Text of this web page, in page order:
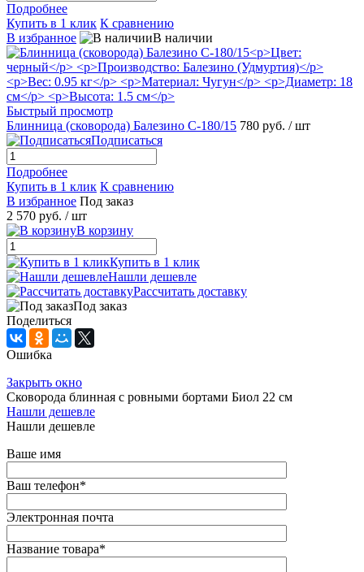
Подробнее
Купить в 1 клик К сравнению
В избранное
В наличии
Быстрый просмотр
Блинница (сковорода) Балезино С-180/15 780 руб. / шт
Подписаться
Подробнее
Купить в 1 клик К сравнению
В избранное Под заказ
2 570 руб. / шт
В корзину
Купить в 1 клик
Нашли дешевле
Рассчитать доставку
Под заказ
Поделиться
Ошибка
Закрыть окно
Сковорода блинная с ровными бортами Биол 22 см
Нашли дешевле
Нашли дешевле
Ваше имя
Ваш телефон*
Электронная почта
Название товара*